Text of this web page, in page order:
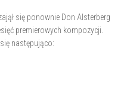
się ponownie Don Alsterberg
premierowych kompozycji.
następująco: